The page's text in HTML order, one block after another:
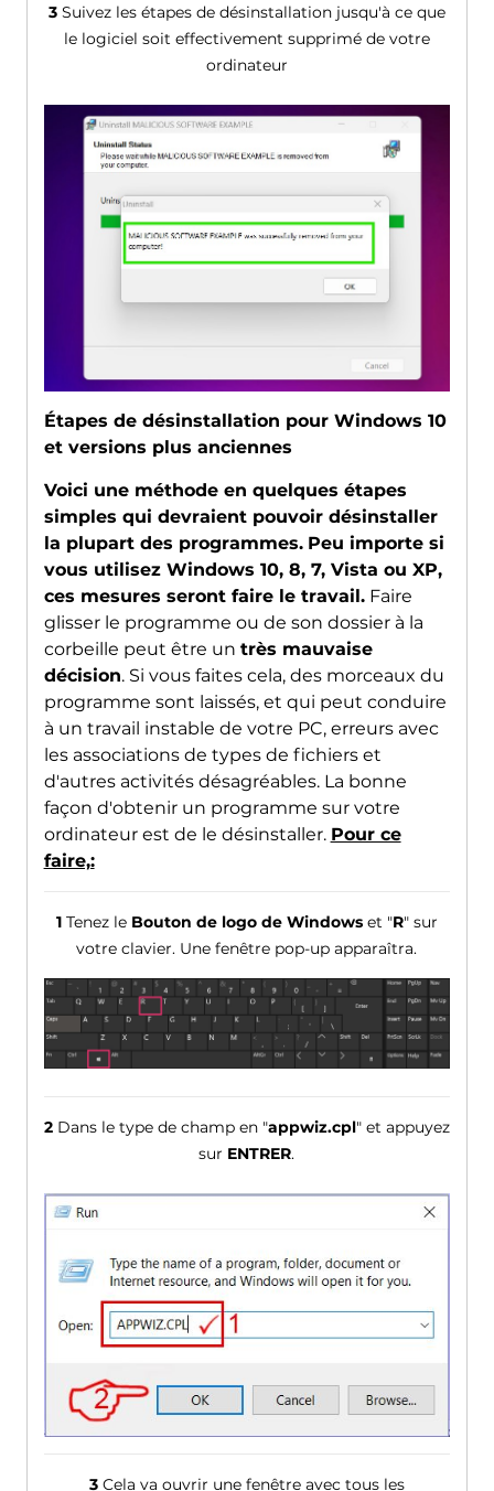
3Suivez les étapes de désinstallation jusqu'à ce que
le logiciel soit effectivement supprimé de votre
ordinateur
Étapes de désinstallation pour Windows 10
et versions plus anciennes
Voici une méthode en quelques étapes
simples qui devraient pouvoir désinstaller
la plupart des programmes. Peu importe si
vous utilisez Windows 10, 8, 7, Vista ou XP,
ces mesures seront faire le travail.Faire
glisser le programme ou de son dossier à la
corbeille peut être un très mauvaise
décision. Si vous faites cela, des morceaux du
programme sont laissés, et qui peut conduire
à un travail instable de votre PC, erreurs avec
les associations de types de fichiers et
d'autres activités désagréables. La bonne
façon d'obtenir un programme sur votre
ordinateur est de le désinstaller. Pour ce
faire,:
1Tenez le Bouton de logo de Windowset "R" sur
votre clavier. Une fenêtre pop-up apparaîtra.
2Dans le type de champ en "appwiz.cpl" et appuyez
sur ENTRER.
3Cela va ouvrir une fenêtre avec tous les